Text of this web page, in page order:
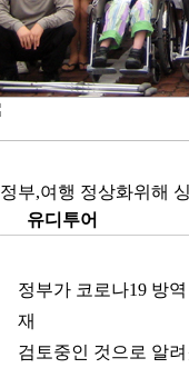
정부,여행 정상화위해
유디투어
정부가 코로나19 방
재
검토중인 것으로 알